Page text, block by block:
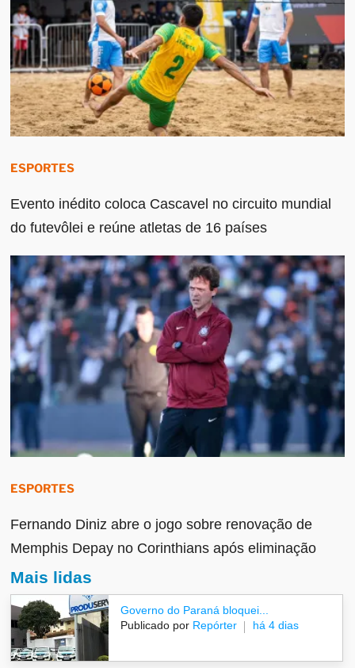
ESPORTES
Evento inédito coloca Cascavel no circuito mundial
do futevôlei e reúne atletas de 16 países
ESPORTES
Fernando Diniz abre o jogo sobre renovação de
Memphis Depay no Corinthians após eliminação
Mais lidas
Governo do Paraná bloquei...
Publicado por Repórter há 4 dias